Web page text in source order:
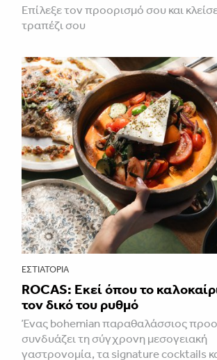
Επίλεξε τον προορισμό σου και
τραπέζι σου
ΕΣΤΙΑΤΌΡΙΑ
ROCAS: Εκεί όπου το
τον δικό του ρυθμό
Ένας bohemian παραθαλάσσιος
συνδυάζει τη σύγχρονη μεσογειακή
γαστρονομία, τα signature cocktails